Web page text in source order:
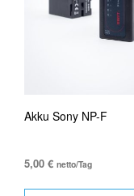
Akku Sony NP-F
5,00 € netto/Tag